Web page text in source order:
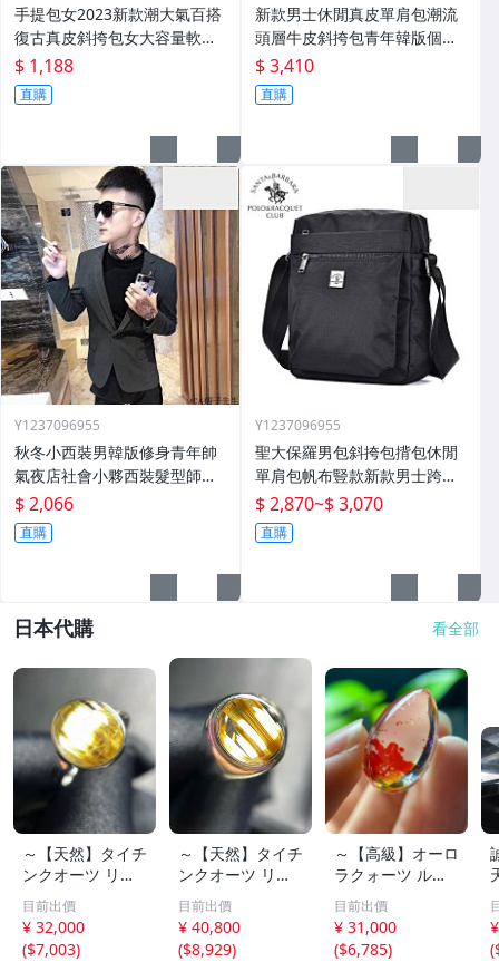
手提包女2023新款潮大氣百搭
復古真皮斜挎包女大容量軟皮
單肩大包
$ 1,188
直購
新款男士休閒真皮單肩包潮流
頭層牛皮斜挎包青年韓版個性
郵差揹包
$ 3,410
直購
Y1237096955
秋冬小西裝男韓版修身青年帥
氣夜店社會小夥西裝髮型師外
套潮
$ 2,066
直購
Y1237096955
聖大保羅男包斜挎包揹包休閒
單肩包帆布豎款新款男士跨包
牛津布包
$ 2,870~$ 3,070
直購
日本代購 看全部
～【天然】タイチ
ンクオーツ リン
グ s925 3.1g
目前出價
¥ 32,000
($7,003)
～【天然】タイチ
ンクオーツ リン
グ s925 3.9g
目前出價
¥ 40,800
($8,929)
～【高級】オーロ
ラクォーツ ルー
ス 3.9g
目前出價
¥ 31,000
($6,785)
(